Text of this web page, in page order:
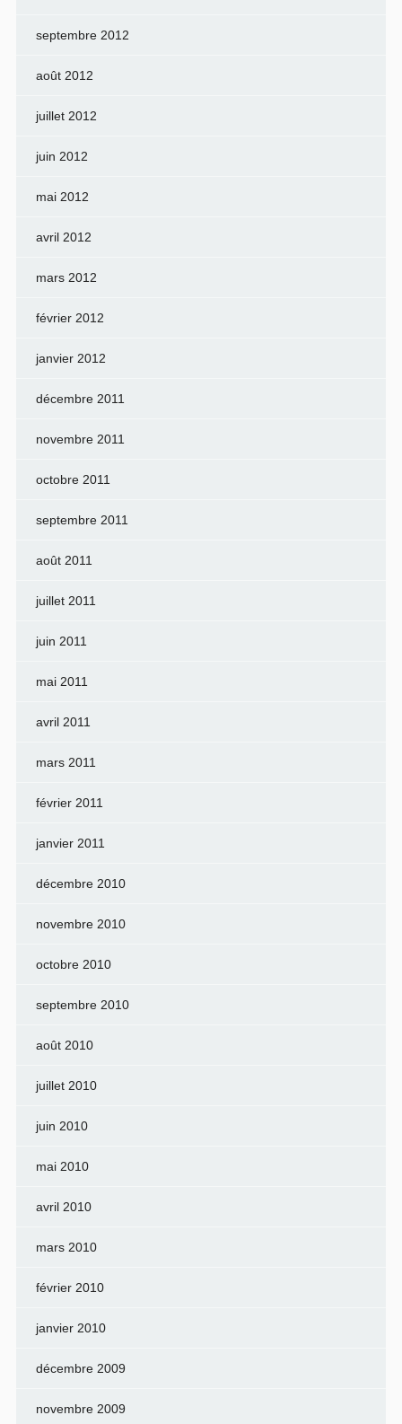
septembre 2012
août 2012
juillet 2012
juin 2012
mai 2012
avril 2012
mars 2012
février 2012
janvier 2012
décembre 2011
novembre 2011
octobre 2011
septembre 2011
août 2011
juillet 2011
juin 2011
mai 2011
avril 2011
mars 2011
février 2011
janvier 2011
décembre 2010
novembre 2010
octobre 2010
septembre 2010
août 2010
juillet 2010
juin 2010
mai 2010
avril 2010
mars 2010
février 2010
janvier 2010
décembre 2009
novembre 2009